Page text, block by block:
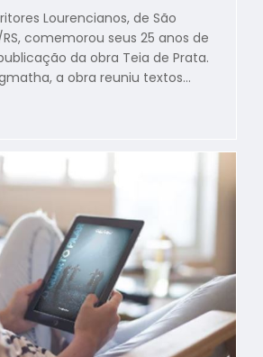
Lourencianos, de São
comemorou seus 25 anos de
da obra Teia de Prata.
a obra reuniu textos…